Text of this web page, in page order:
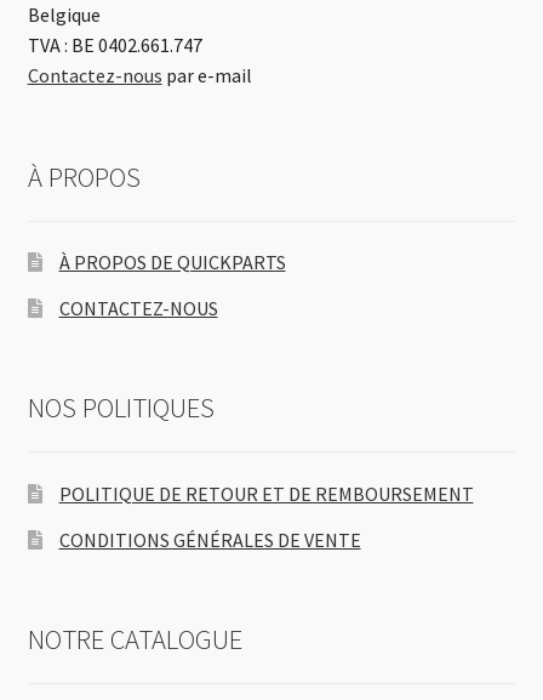
Belgique
TVA : BE 0402.661.747
Contactez-nous par e-mail
À PROPOS
À PROPOS DE QUICKPARTS
CONTACTEZ-NOUS
NOS POLITIQUES
POLITIQUE DE RETOUR ET DE REMBOURSEMENT
CONDITIONS GÉNÉRALES DE VENTE
NOTRE CATALOGUE